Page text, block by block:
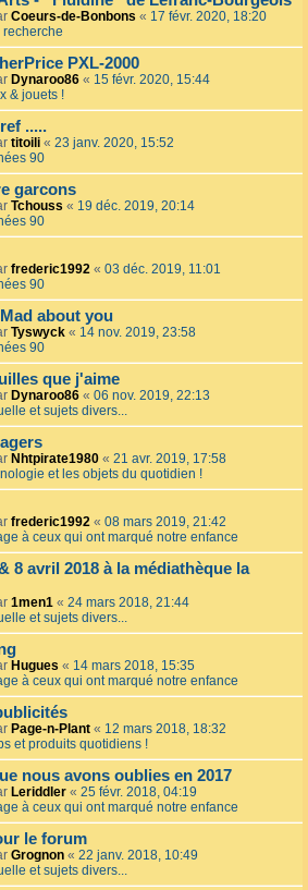
Coeurs-de-Bonbons « 17 févr. 2020, 18:20
recherche
PXL-2000
Dynaroo86 « 15 févr. 2020, 15:44
& jouets !
.....
titoili « 23 janv. 2020, 15:52
90
garcons
Tchouss « 19 déc. 2019, 20:14
90
frederic1992 « 03 déc. 2019, 11:01
90
about you
Tyswyck « 14 nov. 2019, 23:58
90
que j'aime
Dynaroo86 « 06 nov. 2019, 22:13
et sujets divers...
Nhtpirate1980 « 21 avr. 2019, 17:58
et les objets du quotidien !
frederic1992 « 08 mars 2019, 21:42
à ceux qui ont marqué notre enfance
8 avril 2018 à la médiathèque la
1men1 « 24 mars 2018, 21:44
et sujets divers...
Hugues « 14 mars 2018, 15:35
à ceux qui ont marqué notre enfance
Page-n-Plant « 12 mars 2018, 18:32
et produits quotidiens !
nous avons oublies en 2017
Leriddler « 25 févr. 2018, 04:19
à ceux qui ont marqué notre enfance
le forum
Grognon « 22 janv. 2018, 10:49
et sujets divers...